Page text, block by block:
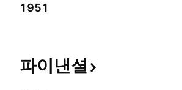
1951
파이낸셜